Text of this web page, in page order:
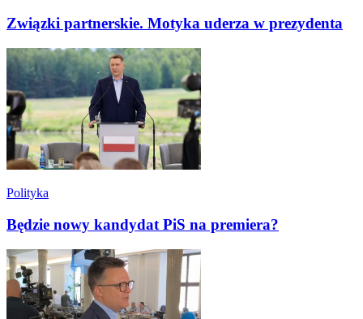
Związki partnerskie. Motyka uderza w prezydenta
Polityka
Będzie nowy kandydat PiS na premiera?